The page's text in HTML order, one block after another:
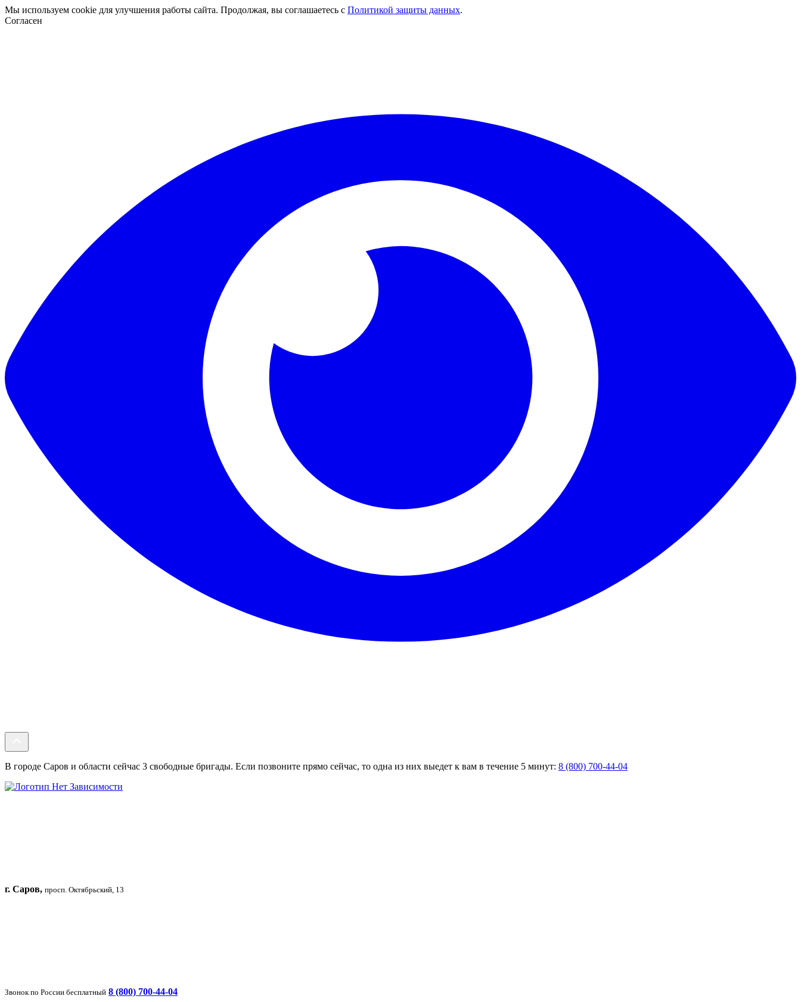
Мы используем cookie для улучшения работы сайта. Продолжая, вы соглашаетесь с Политикой защиты данных.
Согласен
В городе Саров и области сейчас 3 свободные бригады. Если позвоните прямо сейчас, то одна из них выедет к вам в течение 5 минут: 8 (800) 700-44-04
г. Саров, просп. Октябрьский, 13
Звонок по России бесплатный 8 (800) 700-44-04